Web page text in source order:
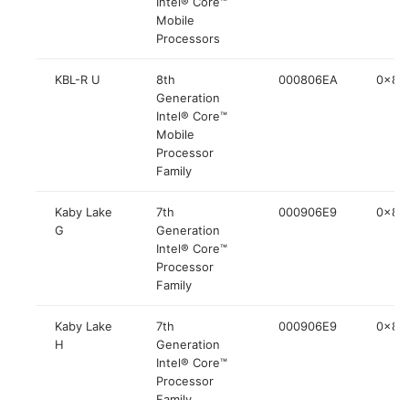
Mobile
Processors
KBL-R U
8th
Generation
Intel® Core™
Mobile
Processor
Family
000806EA 0x84
Kaby Lake
G
7th
Generation
Intel® Core™
Processor
Family
000906E9 0x84
Kaby Lake
H
7th
Generation
Intel® Core™
Processor
000906E9 0x84